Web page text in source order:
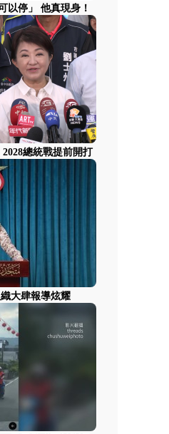
以停」 他真現身！
總統戰提前開打
大肆報導炫耀